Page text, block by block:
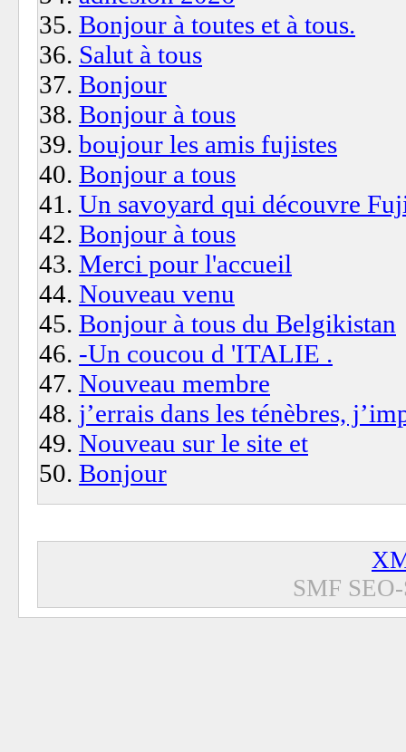
Bonjour à toutes et à tous.
Salut à tous
Bonjour
Bonjour à tous
boujour les amis fujistes
Bonjour a tous
Un savoyard qui découvre
Bonjour à tous
Merci pour l'accueil
Nouveau venu
Bonjour à tous du Belgikistan
-Un coucou d 'ITALIE .
Nouveau membre
j’errais dans les ténèbres,
Nouveau sur le site et
Bonjour
SMF